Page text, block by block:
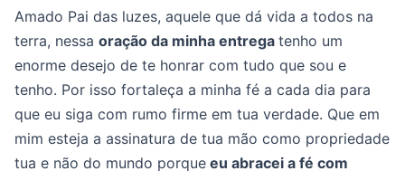
Amado Pai das luzes, aquele que dá vida a todos na
terra, nessa oração da minha entrega tenho um
enorme desejo de te honrar com tudo que sou e
tenho. Por isso fortaleça a minha fé a cada dia para
que eu siga com rumo firme em tua verdade. Que em
mim esteja a assinatura de tua mão como propriedade
tua e não do mundo porque eu abracei a fé com